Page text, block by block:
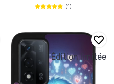
(1)
Édition limitée